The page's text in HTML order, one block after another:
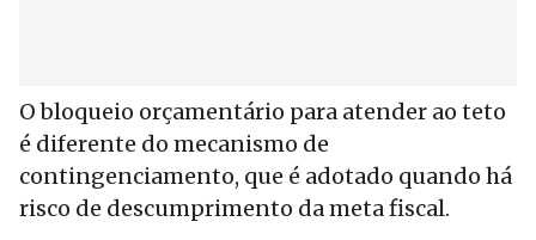
O bloqueio orçamentário para atender ao teto
é diferente do mecanismo de
contingenciamento, que é adotado quando há
risco de descumprimento da meta fiscal.